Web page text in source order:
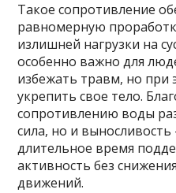
Такое сопротивление
равномерную
излишней нагрузки на
особенно важно для
избежать травм, но при
укрепить свое тело.
сопротивлению воды
сила, но и
длительное время
активность без
движений.